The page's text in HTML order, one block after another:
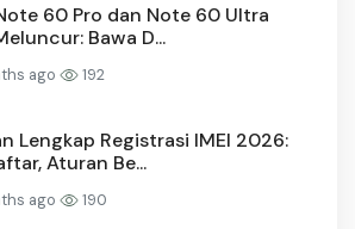
60 Pro dan Note 60 Ultra
Bawa D...
ago 192
Lengkap Registrasi IMEI 2026:
Aturan Be...
ago 190